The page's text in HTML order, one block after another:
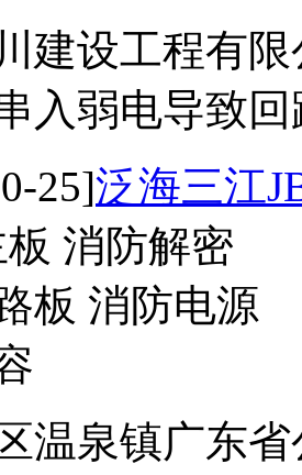
建设工程有
入弱电导致
25]泛海三江
温泉镇广东